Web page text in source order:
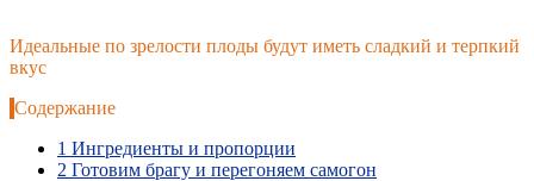
Идеальные по зрелости плоды будут иметь сладкий и терпкий
вкус
Содержание
1 Ингредиенты и пропорции
2 Готовим брагу и перегоняем самогон